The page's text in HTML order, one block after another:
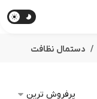
دستمال نظافت